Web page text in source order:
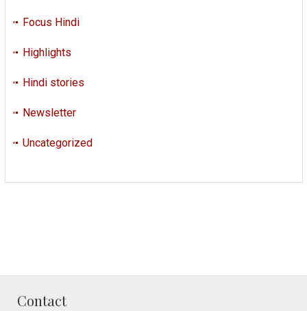
Focus Hindi
Highlights
Hindi stories
Newsletter
Uncategorized
Contact